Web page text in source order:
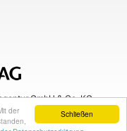
Schließen
der
GmbH & Co. KG